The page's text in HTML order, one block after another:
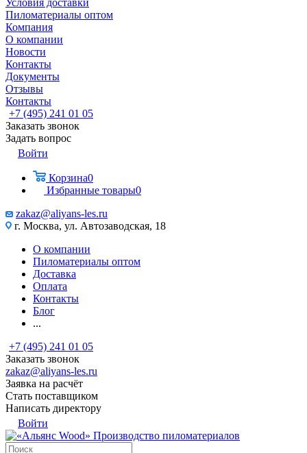
Условия доставки
Пиломатериалы оптом
Компания
О компании
Новости
Контакты
Документы
Отзывы
Контакты
+7 (495) 241 01 05
Заказать звонок
Задать вопрос
Войти
Корзина0
Избранные товары0
zakaz@aliyans-les.ru
г. Москва, ул. Автозаводская, 18
О компании
Пиломатериалы оптом
Доставка
Оплата
Контакты
Блог
...
+7 (495) 241 01 05
Заказать звонок
zakaz@aliyans-les.ru
Заявка на расчёт
Стать поставщиком
Написать директору
Войти
Производство пиломатериалов